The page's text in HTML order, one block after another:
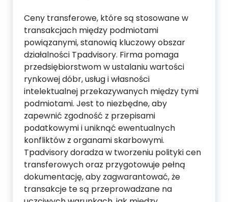
Ceny transferowe, które są stosowane w
transakcjach między podmiotami
powiązanymi, stanowią kluczowy obszar
działalności Tpadvisory. Firma pomaga
przedsiębiorstwom w ustalaniu wartości
rynkowej dóbr, usług i własności
intelektualnej przekazywanych między tymi
podmiotami. Jest to niezbędne, aby
zapewnić zgodność z przepisami
podatkowymi i uniknąć ewentualnych
konfliktów z organami skarbowymi.
Tpadvisory doradza w tworzeniu polityki cen
transferowych oraz przygotowuje pełną
dokumentację, aby zagwarantować, że
transakcje te są przeprowadzane na